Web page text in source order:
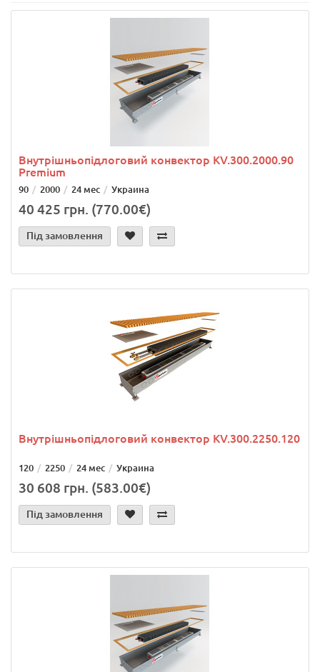
Внутрішньопідлоговий конвектор KV.300.2000.90
Premium
90 2000 24 мес Украина
40 425 грн. (770.00€)
Під замовлення
Внутрішньопідлоговий конвектор KV.300.2250.120
120 2250 24 мес Украина
30 608 грн. (583.00€)
Під замовлення